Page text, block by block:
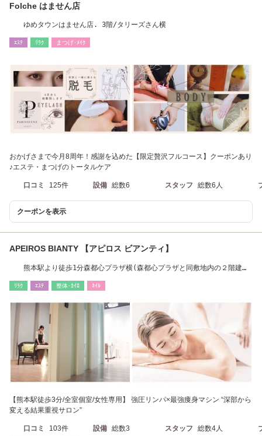
Folche はません店
ゆめタウンはません店. 3階/タリーズさん横
ｴｽﾃ ﾘﾗｸ まつげ･ﾒｲｸ
おかげさまで今月8周年！感謝を込めた【限定贅沢フルコース】クーポンあり
♪エステ・まつげのトータルケア
口コミ 125件 設備 総数6 スタッフ 総数6人
クーポンを表示
APEIROS BIANTY 【アピロス ビアンティ】
熊本駅より徒歩1分森都心プラザ横(森都心プラザと同敷地内の２階建て
ﾘﾗｸ ｴｽﾃ 整体･ｶｲﾛ ﾈｲﾙ
【熊本駅徒歩3分/全室個室/女性専用】 強圧リンパ×最強痩身マシン “深部から
変える結果重視サロン”
口コミ 103件 設備 総数3 スタッフ 総数4人